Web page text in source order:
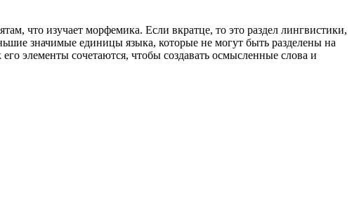
что изучает морфемика. Если вкратце, то это раздел лингвистики,
значимые единицы языка, которые не могут быть разделены на
элементы сочетаются, чтобы создавать осмысленные слова и